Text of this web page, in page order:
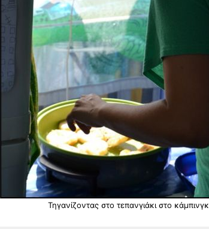
Τηγανίζοντας στο τεπανγιάκι στο κάμπινγκ